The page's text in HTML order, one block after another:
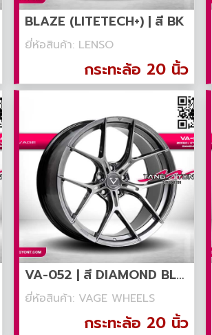
BLAZE (LITETECH+) | สี BK
ยี่ห้อสินค้า: LENSO
กระทะล้อ 20 นิ้ว
VA-052 | สี DIAMOND BLACK
ยี่ห้อสินค้า: VAGE WHEELS
กระทะล้อ 20 นิ้ว